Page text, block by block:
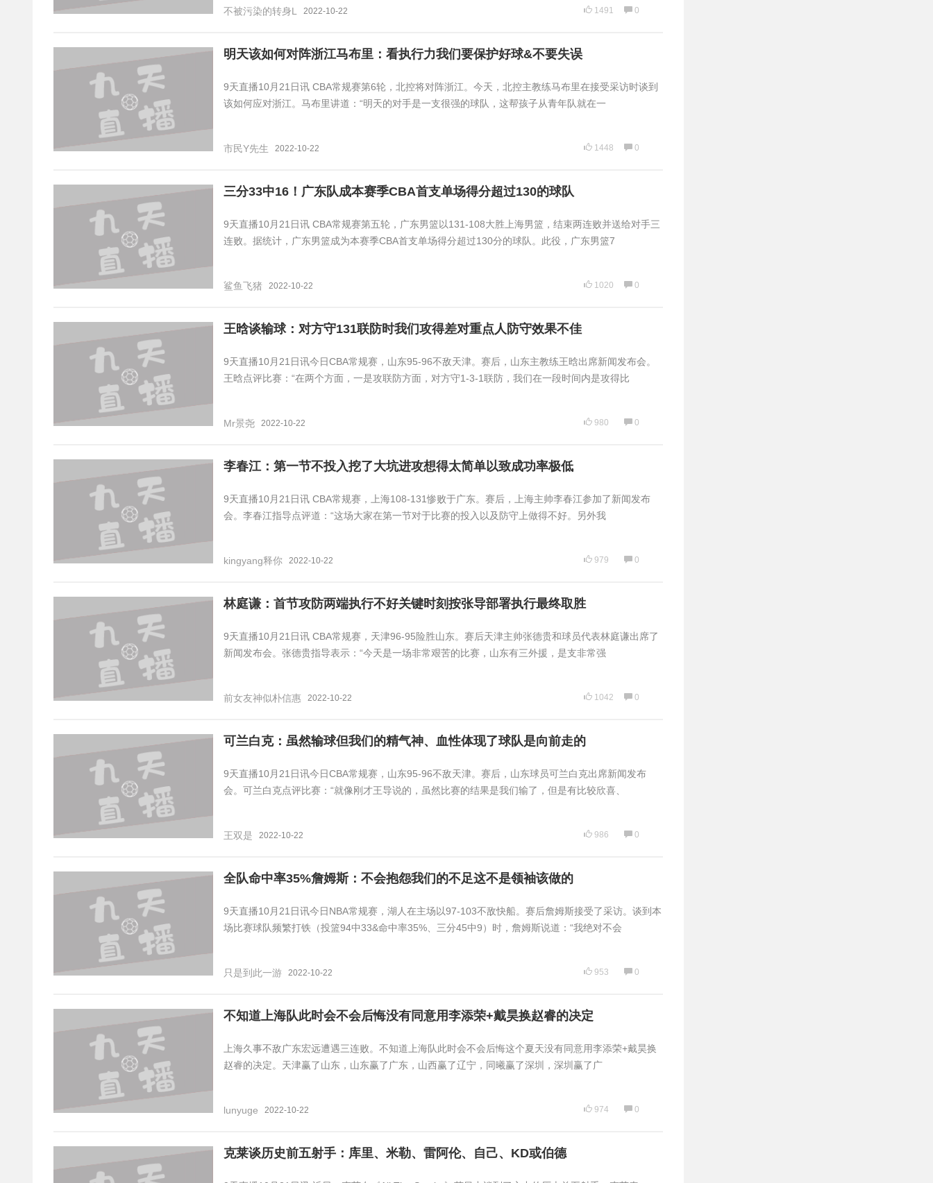
不被污染的转身L 2022-10-22 1491 0
明天该如何对阵浙江马布里：看执行力我们要保护好球&不要失误
9天直播10月21日讯 CBA常规赛第6轮，北控将对阵浙江。今天，北控主教练马布里在接受采访时谈到
该如何应对浙江。马布里讲道：“明天的对手是一支很强的球队，这帮孩子从青年队就在一
市民Y先生 2022-10-22 1448 0
三分33中16！广东队成本赛季CBA首支单场得分超过130的球队
9天直播10月21日讯 CBA常规赛第五轮，广东男篮以131-108大胜上海男篮，结束两连败并送给对手三
连败。据统计，广东男篮成为本赛季CBA首支单场得分超过130分的球队。此役，广东男篮7
鲨鱼飞猪 2022-10-22 1020 0
王晗谈输球：对方守131联防时我们攻得差对重点人防守效果不佳
9天直播10月21日讯今日CBA常规赛，山东95-96不敌天津。赛后，山东主教练王晗出席新闻发布会。
王晗点评比赛：“在两个方面，一是攻联防方面，对方守1-3-1联防，我们在一段时间内是攻得比
Mr景尧 2022-10-22 980 0
李春江：第一节不投入挖了大坑进攻想得太简单以致成功率极低
9天直播10月21日讯 CBA常规赛，上海108-131惨败于广东。赛后，上海主帅李春江参加了新闻发布
会。李春江指导点评道：“这场大家在第一节对于比赛的投入以及防守上做得不好。另外我
kingyang释你 2022-10-22 979 0
林庭谦：首节攻防两端执行不好关键时刻按张导部署执行最终取胜
9天直播10月21日讯 CBA常规赛，天津96-95险胜山东。赛后天津主帅张德贵和球员代表林庭谦出席了
新闻发布会。张德贵指导表示：“今天是一场非常艰苦的比赛，山东有三外援，是支非常强
前女友神似朴信惠 2022-10-22 1042 0
可兰白克：虽然输球但我们的精气神、血性体现了球队是向前走的
9天直播10月21日讯今日CBA常规赛，山东95-96不敌天津。赛后，山东球员可兰白克出席新闻发布
会。可兰白克点评比赛：“就像刚才王导说的，虽然比赛的结果是我们输了，但是有比较欣喜、
王双是 2022-10-22 986 0
全队命中率35%詹姆斯：不会抱怨我们的不足这不是领袖该做的
9天直播10月21日讯今日NBA常规赛，湖人在主场以97-103不敌快船。赛后詹姆斯接受了采访。谈到本
场比赛球队频繁打铁（投篮94中33&命中率35%、三分45中9）时，詹姆斯说道：“我绝对不会
只是到此一游 2022-10-22 953 0
不知道上海队此时会不会后悔没有同意用李添荣+戴昊换赵睿的决定
上海久事不敌广东宏远遭遇三连败。不知道上海队此时会不会后悔这个夏天没有同意用李添荣+戴昊换
赵睿的决定。天津赢了山东，山东赢了广东，山西赢了辽宁，同曦赢了深圳，深圳赢了广
lunyuge 2022-10-22 974 0
克莱谈历史前五射手：库里、米勒、雷阿伦、自己、KD或伯德